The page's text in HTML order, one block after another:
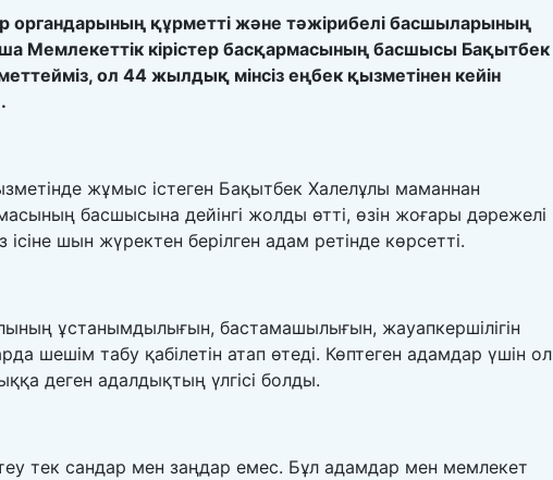
органдарының құрметті және тәжірибелі басшыларының
Мемлекеттік кірістер басқармасының басшысы Бақытбек
ол 44 жылдық мінсіз еңбек қызметінен кейін
жұмыс істеген Бақытбек Халелұлы маманнан
басшысына дейінгі жолды өтті, өзін жоғары дәрежелі
шын жүректен берілген адам ретінде көрсетті.
ұстанымдылығын, бастамашылығын, жауапкершілігін
шешім табу қабілетін атап өтеді. Көптеген адамдар үшін ол
деген адалдықтың үлгісі болды.
тек сандар мен заңдар емес. Бұл адамдар мен мемлекет